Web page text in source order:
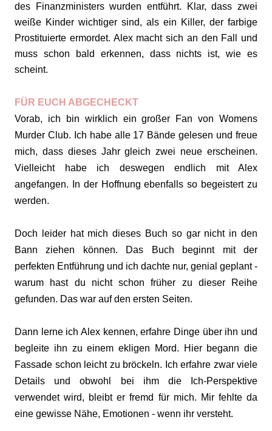
des Finanzministers wurden entführt. Klar, dass zwei
weiße Kinder wichtiger sind, als ein Killer, der farbige
Prostituierte ermordet. Alex macht sich an den Fall und
muss schon bald erkennen, dass nichts ist, wie es
scheint.
FÜR EUCH ABGECHECKT
Vorab, ich bin wirklich ein großer Fan von Womens
Murder Club. Ich habe alle 17 Bände gelesen und freue
mich, dass dieses Jahr gleich zwei neue erscheinen.
Vielleicht habe ich deswegen endlich mit Alex
angefangen. In der Hoffnung ebenfalls so begeistert zu
werden.
Doch leider hat mich dieses Buch so gar nicht in den
Bann ziehen können. Das Buch beginnt mit der
perfekten Entführung und ich dachte nur, genial geplant -
warum hast du nicht schon früher zu dieser Reihe
gefunden. Das war auf den ersten Seiten.
Dann lerne ich Alex kennen, erfahre Dinge über ihn und
begleite ihn zu einem ekligen Mord. Hier begann die
Fassade schon leicht zu bröckeln. Ich erfahre zwar viele
Details und obwohl bei ihm die Ich-Perspektive
verwendet wird, bleibt er fremd für mich. Mir fehlte da
eine gewisse Nähe, Emotionen - wenn ihr versteht.